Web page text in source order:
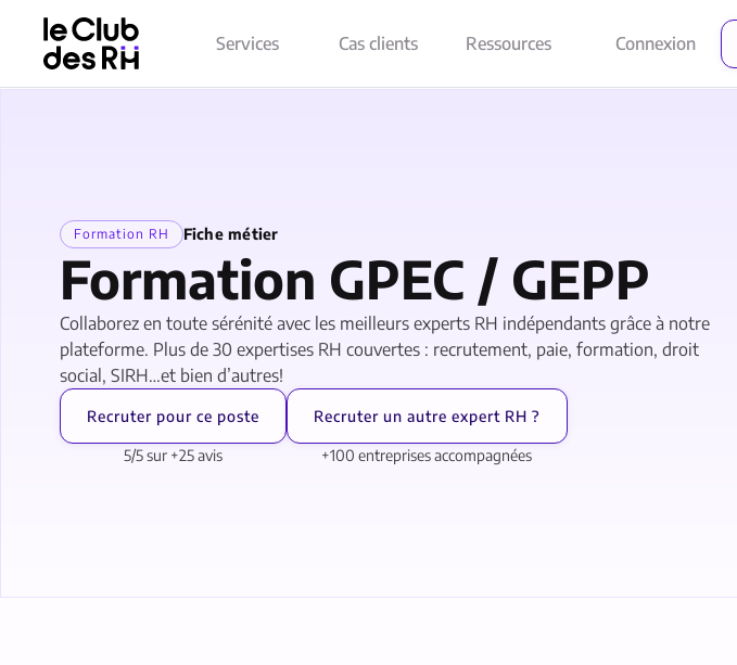
Services Cas clients Ressources Connexion
Formation RH Fiche métier
Formation GPEC / GEPP
Collaborez en toute sérénité avec les meilleurs experts RH indépendants grâce à notre
plateforme. Plus de 30 expertises RH couvertes : recrutement, paie, formation, droit
social, SIRH…et bien d’autres!
Recruter pour ce poste
5/5 sur +25 avis
Recruter un autre expert RH ?
+100 entreprises accompagnées